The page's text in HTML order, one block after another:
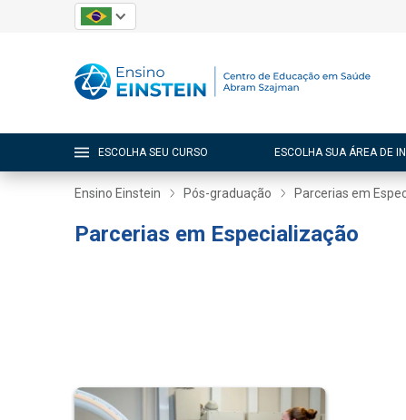
ESCOLHA SEU CURSO ESCOLHA SUA ÁREA DE
Ensino Einstein Pós-graduação Parcerias em
Parcerias em Especialização